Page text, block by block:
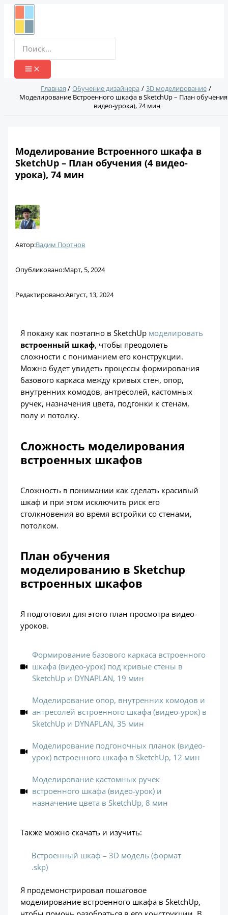
Перейти
Главная Обучение дизайнера
3D моделирование
Моделирование Встроенного шкафа в SketchUp – План обучения
видео-урока), 74 мин
Моделирование Встроенного шкафа в
SketchUp – План обучения (4 видео-
урока), 74 мин
Автор:Вадим Портнов
Опубликовано:Март, 5, 2024
Редактировано:Август, 13, 2024
Я покажу как поэтапно в SketchUp моделировать
встроенный шкаф, чтобы преодолеть
сложности с пониманием его конструкции.
Можно будет увидеть процессы формирования
базового каркаса между кривых стен, опор,
внутренних комодов, антресолей, кастомных
ручек, назначения цвета, подгонки к стенам,
полу и потолку.
Сложность моделирования
встроенных шкафов
Сложность в понимании как сделать красивый
шкаф и при этом исключить риск его
столкновения во время встройки со стенами,
потолком.
План обучения
моделированию в Sketchup
встроенных шкафов
Я подготовил для этого план просмотра видео-
уроков.
Формирование базового каркаса встроенного
шкафа (видео-урок) под кривые стены в
SketchUp и DYNAPLAN, 19 мин
Моделирование опор, внутренних комодов и
антресолей встроенного шкафа (видео-урок) в
SketchUp и DYNAPLAN, 35 мин
Моделирование подгоночных планок (видео-
урок) встроенного шкафа в SketchUp, 12 мин
Моделирование кастомных ручек
встроенного шкафа (видео-урок) и
назначение цвета в SketchUp, 8 мин
Также можно скачать и изучить:
Встроенный шкаф – 3D модель (формат
.skp)
Я продемонстрировал пошаговое
моделирование встроенного шкафа в SketchUp,